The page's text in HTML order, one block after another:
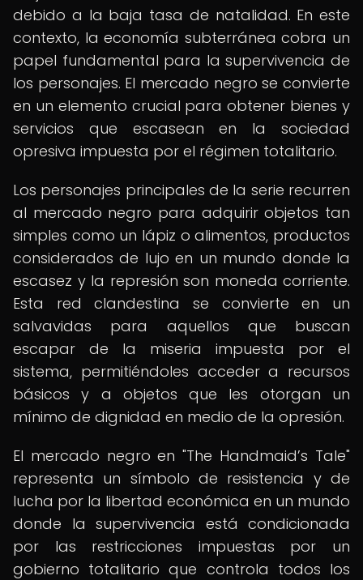
debido a la baja tasa de natalidad. En este
contexto, la economía subterránea cobra un
papel fundamental para la supervivencia de
los personajes. El mercado negro se convierte
en un elemento crucial para obtener bienes y
servicios que escasean en la sociedad
opresiva impuesta por el régimen totalitario.
Los personajes principales de la serie recurren
al mercado negro para adquirir objetos tan
simples como un lápiz o alimentos, productos
considerados de lujo en un mundo donde la
escasez y la represión son moneda corriente.
Esta red clandestina se convierte en un
salvavidas para aquellos que buscan
escapar de la miseria impuesta por el
sistema, permitiéndoles acceder a recursos
básicos y a objetos que les otorgan un
mínimo de dignidad en medio de la opresión.
El mercado negro en "The Handmaid’s Tale"
representa un símbolo de resistencia y de
lucha por la libertad económica en un mundo
donde la supervivencia está condicionada
por las restricciones impuestas por un
gobierno totalitario que controla todos los